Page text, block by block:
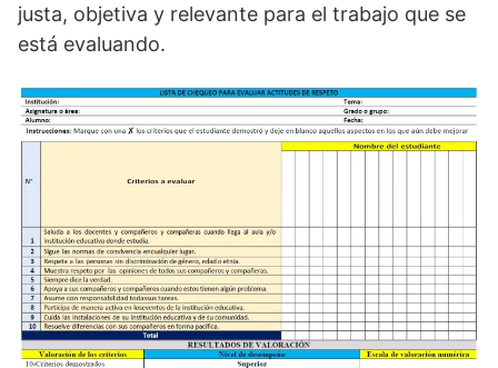
justa, objetiva y relevante para el trabajo que se
está evaluando.